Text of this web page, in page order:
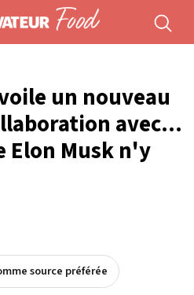
un nouveau
avec...
Elon Musk n'y
source préférée